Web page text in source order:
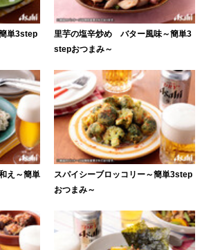
単3step
里芋の塩辛炒め バター風味～簡単3
stepおつまみ～
え～簡単
スパイシーブロッコリー～簡単3step
おつまみ～